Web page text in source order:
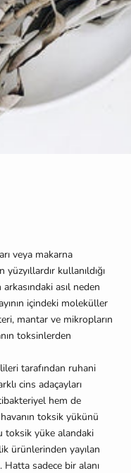
veya makarna
yüzyıllardır kullanıldığı
asıl neden
içindeki moleküller
mantar ve mikropların
toksinlerden
tarafından ruhani
cins adaçayları
hem de
toksik yükünü
toksik yüke alandaki
ürünlerinden yayılan
sadece bir alanı